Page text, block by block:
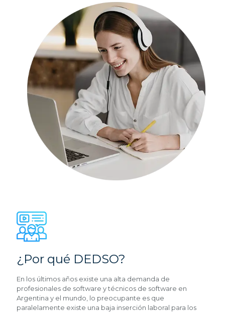
¿Por qué DEDSO?
En los últimos años existe una alta demanda de
profesionales de software y técnicos de software en
Argentina y el mundo, lo preocupante es que
paralelamente existe una baja inserción laboral para los